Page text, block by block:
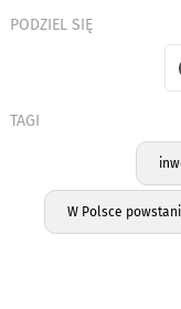
PODZIEL SIĘ
TAGI
W Polsce